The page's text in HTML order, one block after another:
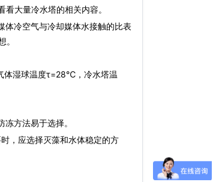
大量冷水塔的相关内容。
冷空气与冷却媒体水接触的比表
湿球温度τ=28℃，冷水塔温
方法易于选择。
，应选择灭藻和水体稳定的方